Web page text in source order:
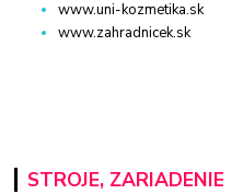
www.uni-kozmetika.sk
www.zahradnicek.sk
STROJE, ZARIADENIE